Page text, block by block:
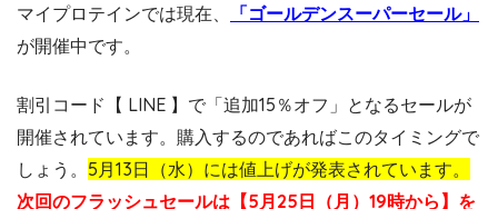
マイプロテインでは現在、
「ゴールデンスーパーセール」
が開催中です。
割引コード【 LINE 】で「追加15％オフ」となるセールが
開催されています。購入するのであればこのタイミングで
しょう。 5月13日（水）には値上げが発表されています。
次回のフラッシュセールは【5月25日（月）19時から】を